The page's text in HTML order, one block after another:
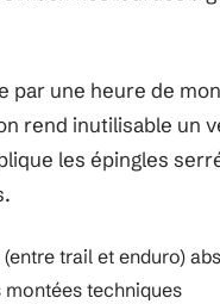
par une heure de
rend inutilisable un
les épingles
trail et enduro)
techniques